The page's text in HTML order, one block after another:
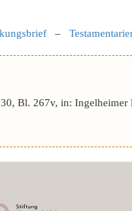
–
Bl. 267v, in: